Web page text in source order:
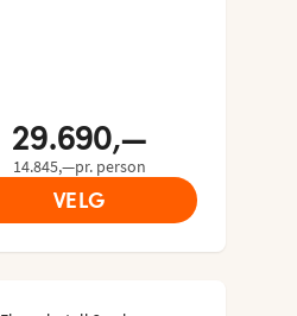
29.690,—
14.845,—pr. person
VELG